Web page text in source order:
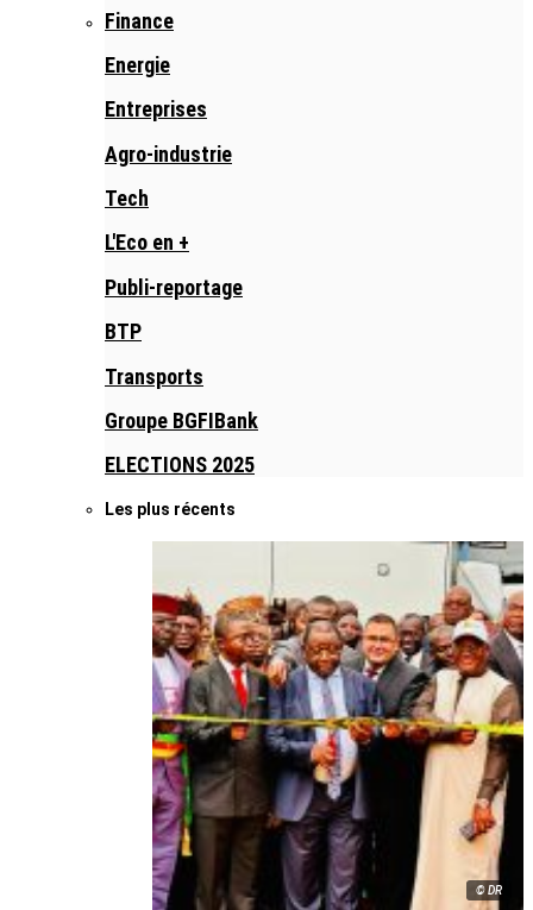
Finance
Energie
Entreprises
Agro-industrie
Tech
L'Eco en +
Publi-reportage
BTP
Transports
Groupe BGFIBank
ELECTIONS 2025
Les plus récents
© DR